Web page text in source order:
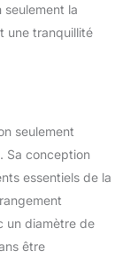
raison de
et
éco-
unique
de 2
livrés
seulement la
une tranquillité
seulement
Sa conception
essentiels de la
un diamètre de
être